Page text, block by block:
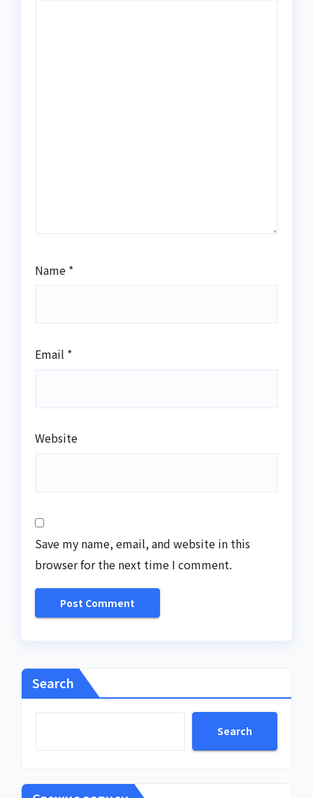
Name *
Email *
Website
Save my name, email, and website in this
browser for the next time I comment.
Search
Search